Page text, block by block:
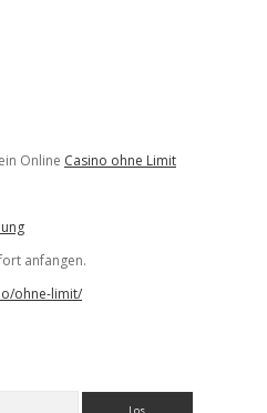
Online Casino ohne Limit
anfangen.
ohne-limit/